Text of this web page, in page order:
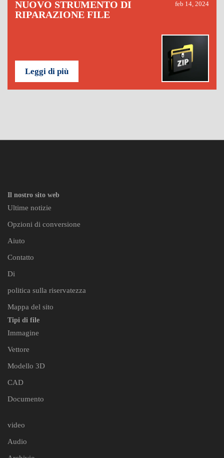
NUOVO STRUMENTO DI
RIPARAZIONE FILE
feb 14, 2024
Leggi di più
Il nostro sito web
Ultime notizie
Opzioni di conversione
Aiuto
Contatto
Di
politica sulla riservatezza
Mappa del sito
Tipi di file
Immagine
Vettore
Modello 3D
CAD
Documento
video
Audio